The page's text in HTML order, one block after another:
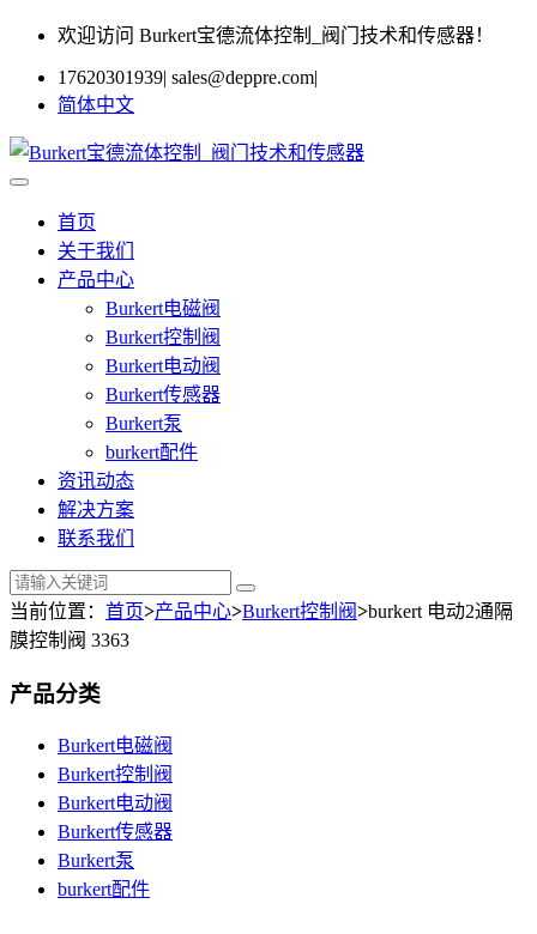
欢迎访问 Burkert宝德流体控制_阀门技术和传感器！
17620301939| sales@deppre.com|
简体中文
首页
关于我们
产品中心
Burkert电磁阀
Burkert控制阀
Burkert电动阀
Burkert传感器
Burkert泵
burkert配件
资讯动态
解决方案
联系我们
当前位置： 首页>产品中心>Burkert控制阀>burkert 电动2通隔
膜控制阀 3363
产品分类
Burkert电磁阀
Burkert控制阀
Burkert电动阀
Burkert传感器
Burkert泵
burkert配件